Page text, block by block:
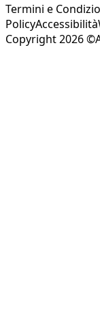
Termini e
PolicyAccessibilità
Copyright 2026